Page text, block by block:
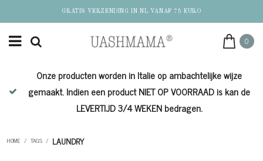
GRATIS VERZENDING IN NL VANAF 75 EURO
0
Onze producten worden in Italie op ambachtelijke wijze
gemaakt. Indien een product NIET OP VOORRAAD is kan de
LEVERTIJD 3/4 WEKEN bedragen.
HOME / TAGS / LAUNDRY